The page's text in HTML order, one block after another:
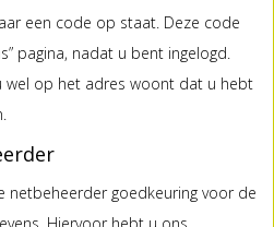
een code op staat. Deze code
pagina, nadat u bent ingelogd.
wel op het adres woont dat u hebt
netbeheerder goedkeuring voor de